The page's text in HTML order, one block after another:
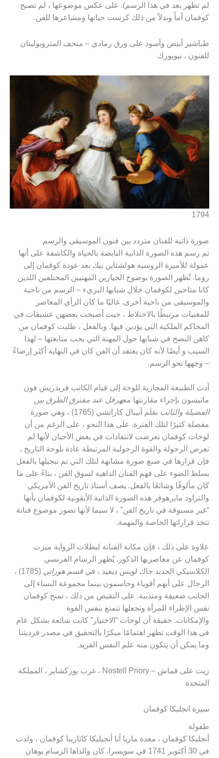
لم تظهر بعد في هذا الرسم). على عكس موضوعها ، لم تصبح
كوفمان أماً وبدلاً من ذلك كرست حياتها ومشاعرها للفن.
طباشير أبيض وأسود على ورق رمادي – متحف المتروبوليتان
للفنون ، نيويورك
1794
صورة ذاتية للفنان متردد بين فنون الموسيقى والرسم
تم رسم هذه الصورة الذاتية النابضة بالحياة والكاشفة على أنها
عمولة للأميرة الروسية هولشتاين بيك بعد عودة كوفمان إلى
روما. تُظهر الصورة بوضوح الخيارين المهنيين المختلفين اللذين
كانا متاحين لكوفمان خلال شبابها البريء – الرسم من ناحية
والموسيقى من ناحية أخرى. غالبًا ما كان الرأي المعاصر
للمغنيات مرتبطًا بالاختلاط ، حيث أصبحت بعضهن عشيقات في
المحاكم الملكية التي يؤدين فيها. وبالفعل ، طلبت كوفمان من
كاهن النصح في شبابها حول المهنة التي يجب متابعتها – لهذا
السبب و أيضًا لأنه كان يعتقد أن الفن كان في النهاية أكثر إرضاءً
– وجهها نحو الرسم.
أدت الطبيعة المجازية للوحة إلى قيام الكاتب فريدريش فون
ماتيسون بإجراء مقارنتها معهرقل عند مفترق الطرق بين
الفضيلة والنائب
بقلم أنيبال كاراتشي (1765) ، وهي صورة
مفضلة كثيرًا لتلك الفترة. على هذا النحو ، على الرغم من أن
لوحات كوفمان تعرضت لانتقادات في بعض الأحيان لأنها لم
تعرض الرجولة والقوة الرجولية المرتبطة عادة بلوحة التاريخ ،
فإن قرارها في صنع صورة مشابهة لتلك التي تم تبجيلها بالفعل
يسلط الضوء على فهم الفنان الداهية لسوق الفن ، بناءً على ما
كان مألوفًا وشائعًا بالفعل. يصف أستاذ تاريخ الفن الأمريكي
والتراود مايرهوفر هذه الصورة الذاتية الأيقونية لكوفمان بأنها
“غير مسبوقة في تاريخ الفن” ، لا سيما لأنها تصور موضوع فنانة
تتخذ قراراتها الخاصة والمهمة.
علاوة على ذلك ، فإن مكانة الفنانة لبطلات الرواية ميزت
كوفمان عن معاصريها الذكور. يُظهر الرسام الفرنسي
الكلاسيكي الجديد جاك لويس ديفيد ، في قسم هوراتي
(1785) ،
الرجال على أنهم أقوياء وحاسمون بينما مجموعة النساء إلى
الجانب ضعيفة ومندببة. على النقيض من ذلك ، تمنح كوفمان
نفس الإطراء للمرأة وتجعلها تتمتع بنفس القوة
والإمكانات. حقيقة أن لوحات “الاختيار” كانت شائعة بشكل عام
في هذا الوقت تظهر اهتمامًا مبكرًا بالتحقيق في مصدر فرديتنا
وما يمكن أن يتكون منه علم النفس الفريد.
زيت على قماش – Nostell Priory ، غرب يوركشاير ، المملكة
المتحدة
سيرة انجليكا كوفمان
طفولة
أنجليكا كوفمان ، معدة ماريا آنا أنجيليكا كاتارينا كوفمان ، ولدت
في 30 أكتوبر 1741 في سويسرا. كان والداها الرسام يوهان